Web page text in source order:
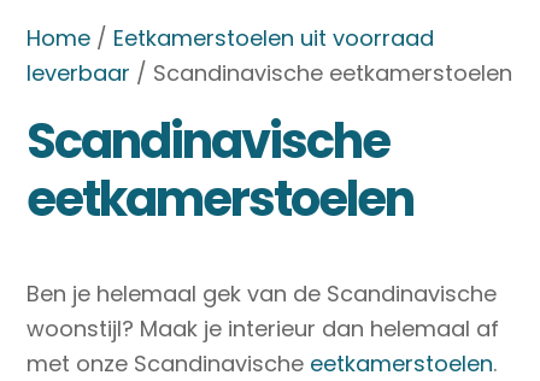
Home / Eetkamerstoelen uit voorraad
leverbaar / Scandinavische eetkamerstoelen
Scandinavische
eetkamerstoelen
Ben je helemaal gek van de Scandinavische
woonstijl? Maak je interieur dan helemaal af
met onze Scandinavische eetkamerstoelen.